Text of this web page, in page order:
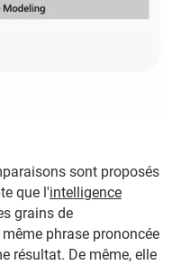
sont proposés
que l'intelligence
grains de
phrase prononcée
résultat. De même, elle